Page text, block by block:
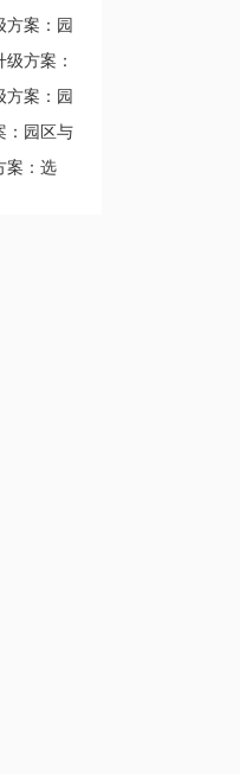
方案：园
方案：
整合路
方案：园
：园区与
案：选